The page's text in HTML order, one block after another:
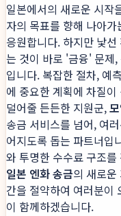
일본에서의 새로운 시작
자의 목표를 향해 나아
응원합니다. 하지만 낯
는 것이 바로 '금융' 문제
입니다. 복잡한 절차, 예
에 중요한 계획에 차질
덜어줄 든든한 지원군,
송금 서비스를 넘어, 여
어지도록 돕는 파트너입
와 투명한 수수료 구조를
일본 엔화 송금의 새로운
간을 절약하여 여러분이
이 함께하겠습니다.